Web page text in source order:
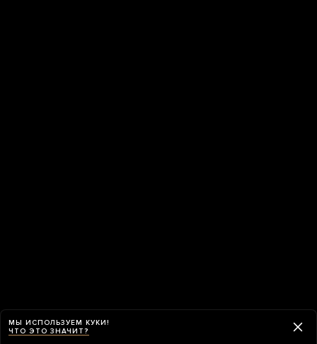
МЫ ИСПОЛЬЗУЕМ КУКИ!
ЧТО ЭТО ЗНАЧИТ?